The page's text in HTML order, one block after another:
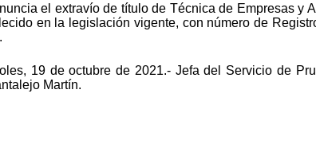
el extravío de título de Técnica de Empresas y
en la legislación vigente, con número de
19 de octubre de 2021.- Jefa del Servicio de
Martín.